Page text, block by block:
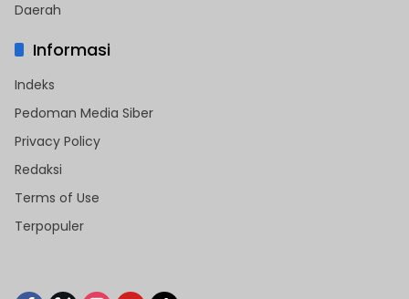
Daerah
Informasi
Indeks
Pedoman Media Siber
Privacy Policy
Redaksi
Terms of Use
Terpopuler